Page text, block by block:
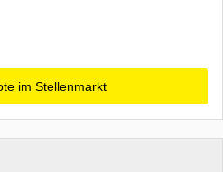
im Stellenmarkt